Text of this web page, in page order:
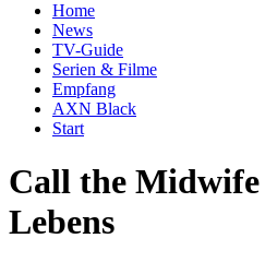
Home
News
TV-Guide
Serien & Filme
Empfang
AXN Black
Start
Call the Midwife
Lebens